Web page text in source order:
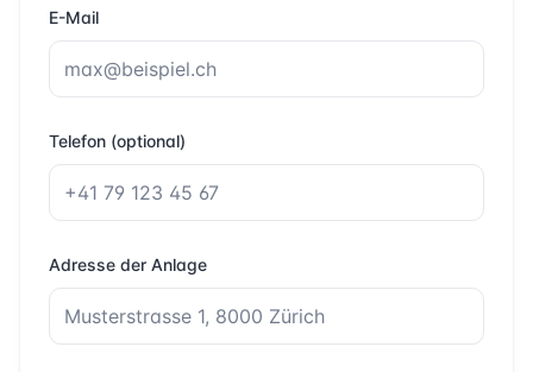
E-Mail
Telefon (optional)
Adresse der Anlage